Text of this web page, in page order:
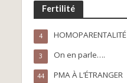
Fertilité
HOMOPARENTALITÉ
4
On en parle….
3
PMA À L’ÉTRANGER
44